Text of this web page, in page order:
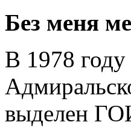
Без меня
В 1978
выделен